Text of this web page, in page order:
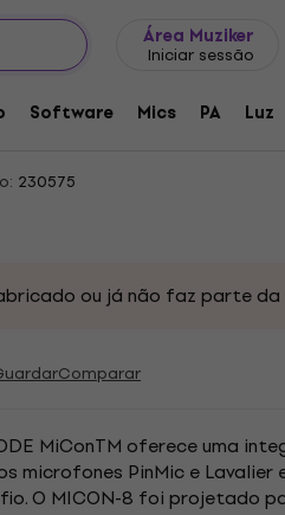
Área Muziker
Iniciar sessão
Software Mics PA Luz
para microfones
230575
ou já não faz parte
Comparar
MiConTM oferece uma
microfones PinMic e Lavalier
O MICON-8 foi projetado